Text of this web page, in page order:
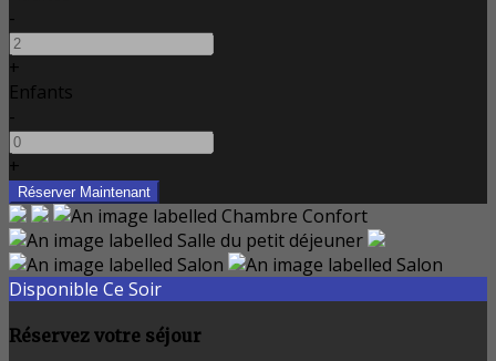
-
+
Enfants
-
+
Disponible Ce Soir
Réservez votre séjour